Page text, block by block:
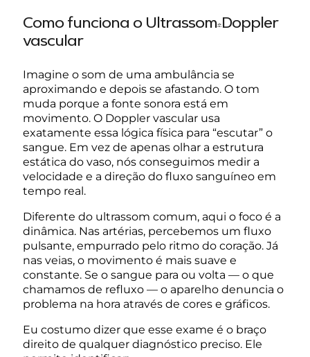
Como funciona o Ultrassom-Doppler
vascular
Imagine o som de uma ambulância se
aproximando e depois se afastando. O tom
muda porque a fonte sonora está em
movimento. O Doppler vascular usa
exatamente essa lógica física para “escutar” o
sangue. Em vez de apenas olhar a estrutura
estática do vaso, nós conseguimos medir a
velocidade e a direção do fluxo sanguíneo em
tempo real.
Diferente do ultrassom comum, aqui o foco é a
dinâmica. Nas artérias, percebemos um fluxo
pulsante, empurrado pelo ritmo do coração. Já
nas veias, o movimento é mais suave e
constante. Se o sangue para ou volta — o que
chamamos de refluxo — o aparelho denuncia o
problema na hora através de cores e gráficos.
Eu costumo dizer que esse exame é o braço
direito de qualquer diagnóstico preciso. Ele